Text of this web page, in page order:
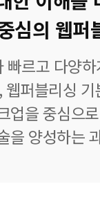
심의 웹퍼
빠르고 다양
퍼블리싱
업을 중심으
을 양성하는